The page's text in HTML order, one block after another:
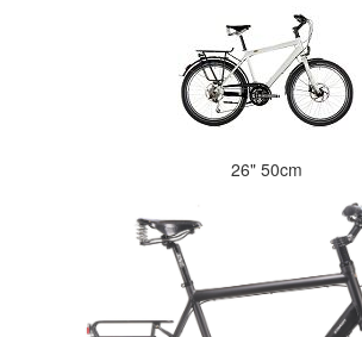
26" 50cm